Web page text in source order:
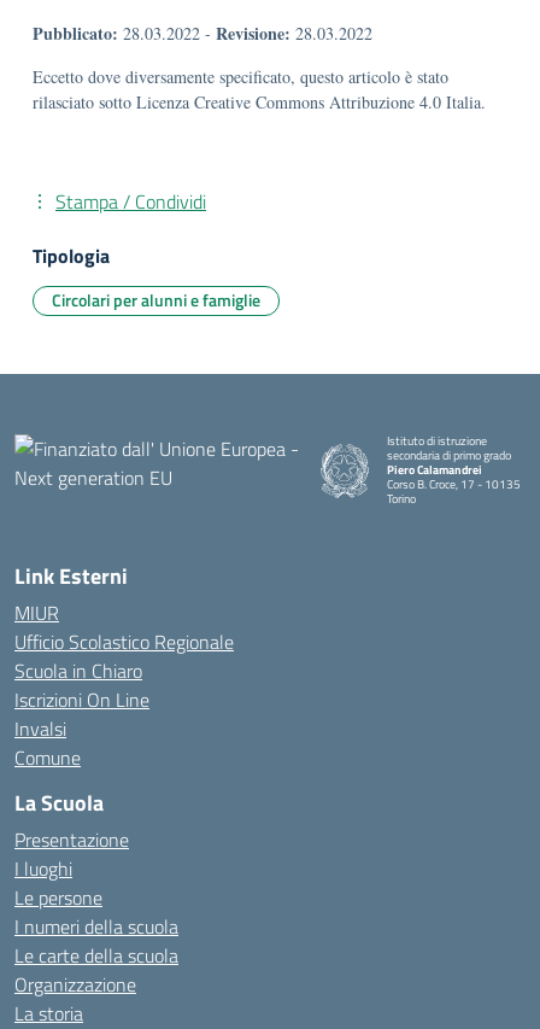
Pubblicato: 28.03.2022 - Revisione: 28.03.2022
Eccetto dove diversamente specificato, questo articolo è stato
rilasciato sotto Licenza Creative Commons Attribuzione 4.0 Italia.
Stampa / Condividi
Tipologia
Circolari per alunni e famiglie
Istituto di istruzione
secondaria di primo grado
Piero Calamandrei
Corso B. Croce, 17 - 10135
Torino
Link Esterni
MIUR
Ufficio Scolastico Regionale
Scuola in Chiaro
Iscrizioni On Line
Invalsi
Comune
La Scuola
Presentazione
I luoghi
Le persone
I numeri della scuola
Le carte della scuola
Organizzazione
La storia